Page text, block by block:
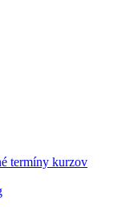
termíny kurzov